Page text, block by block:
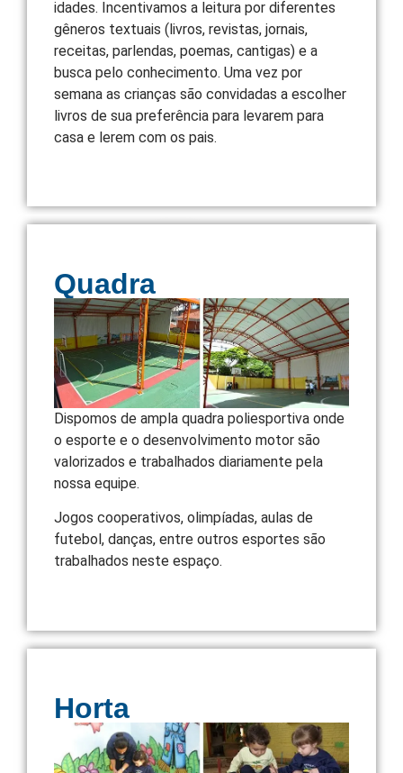
idades. Incentivamos a leitura por diferentes
gêneros textuais (livros, revistas, jornais,
receitas, parlendas, poemas, cantigas) e a
busca pelo conhecimento. Uma vez por
semana as crianças são convidadas a escolher
livros de sua preferência para levarem para
casa e lerem com os pais.
Quadra
Dispomos de ampla quadra poliesportiva onde
o esporte e o desenvolvimento motor são
valorizados e trabalhados diariamente pela
nossa equipe.
Jogos cooperativos, olimpíadas, aulas de
futebol, danças, entre outros esportes são
trabalhados neste espaço.
Horta